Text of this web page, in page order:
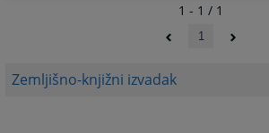
Zemljišno-knjižni izvadak
1 - 1 / 1
1